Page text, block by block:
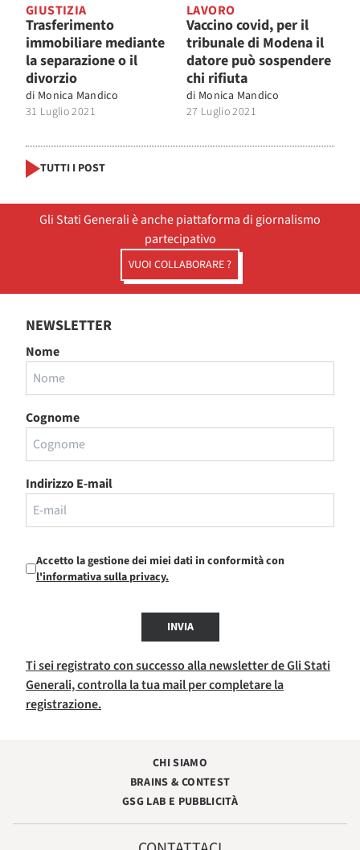
GIUSTIZIA
Trasferimento
immobiliare mediante
la separazione o il
divorzio
di Monica Mandico
31 Luglio 2021
LAVORO
Vaccino covid, per il
tribunale di Modena il
datore può sospendere
chi rifiuta
di Monica Mandico
27 Luglio 2021
TUTTI I POST
Gli Stati Generali è anche piattaforma di giornalismo
partecipativo
VUOI COLLABORARE ?
NEWSLETTER
Nome
Cognome
Indirizzo E-mail
Accetto la gestione dei miei dati in conformità con
l'informativa sulla privacy.
INVIA
Ti sei registrato con successo alla newsletter de Gli Stati
Generali, controlla la tua mail per completare la
registrazione.
CHI SIAMO
BRAINS & CONTEST
GSG LAB E PUBBLICITÀ